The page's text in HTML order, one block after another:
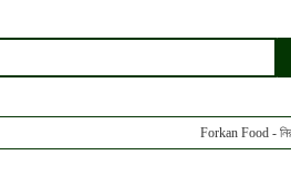
Forkan Food - নিরাপদ